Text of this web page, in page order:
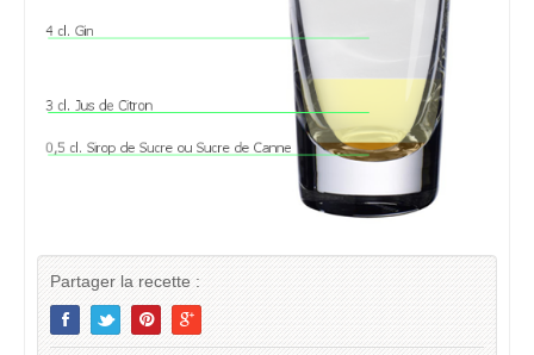
Partager la recette :